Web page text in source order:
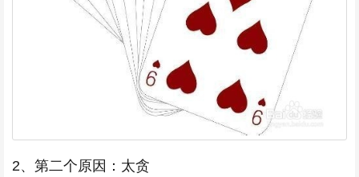
2、第二个原因：太贪